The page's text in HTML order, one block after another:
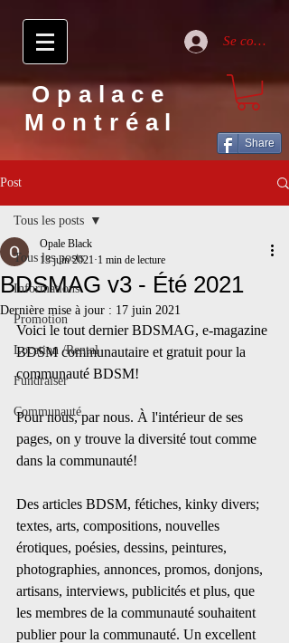
Se connecter
Opalace
Montréal
Share
Post
Tous les posts
Informations
Promotion
Location /Rental
Fundraiser
Communauté
Tous les posts
BDSMAG v3 - Été 2021
Opale Black
13 juin 2021 1 min de lecture
Dernière mise à jour : 17 juin 2021
Voici le tout dernier BDSMAG, e-magazine
BDSM communautaire et gratuit pour la
communauté BDSM!
Pour nous, par nous. À l'intérieur de ses
pages, on y trouve la diversité tout comme
dans la communauté!
Des articles BDSM, fétiches, kinky divers;
textes, arts, compositions, nouvelles
érotiques, poésies, dessins, peintures,
photographies, annonces, promos, donjons,
artisans, interviews, publicités et plus, que
les membres de la communauté souhaitent
publier pour la communauté. Un excellent